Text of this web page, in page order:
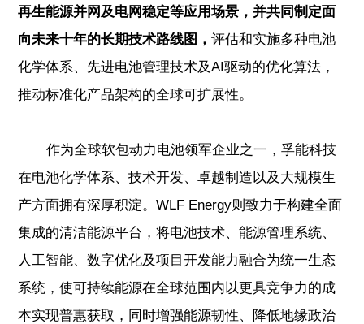
再生能源并网及电网稳定等应用场景，并共同制定面
向未来十年的长期技术路线图，评估和实施多种电池
化学体系、先进电池管理技术及AI驱动的优化算法，
推动标准化产品架构的全球可扩展性。
作为全球软包动力电池领军企业之一，孚能科技
在电池化学体系、技术开发、卓越制造以及大规模生
产方面拥有深厚积淀。WLF Energy则致力于构建全面
集成的清洁能源平台，将电池技术、能源管理系统、
人工智能、数字优化及项目开发能力融合为统一生态
系统，使可持续能源在全球范围内以更具竞争力的成
本实现普惠获取，同时增强能源韧性、降低地缘政治